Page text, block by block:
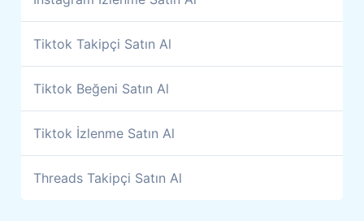
Tiktok Takipçi Satın Al
Tiktok Beğeni Satın Al
Tiktok İzlenme Satın Al
Threads Takipçi Satın Al